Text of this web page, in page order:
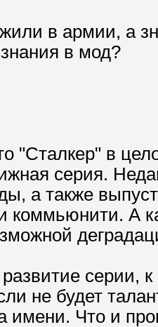
в армии, а
в мод?
"Сталкер" в
серия.
а также
коммьюнити. А
серии,
не будет
имени. Что и